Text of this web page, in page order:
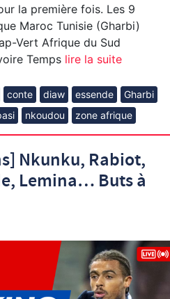
la première fois. Les 9
Maroc Tunisie (Gharbi)
Vert Afrique du Sud
Temps lire la suite
conte diaw essende
Gharbi
nkoudou zone afrique
Nkunku, Rabiot,
Lemina… Buts à